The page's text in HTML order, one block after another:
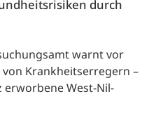
durch
warnt vor
Krankheitserregern –
erworbene West-Nil-